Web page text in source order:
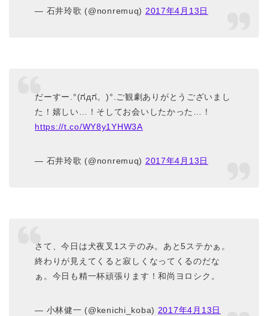
— 石井玲歌 (@nonremuq) 2017年4月13日
だーすー.°(ಗдಗ。)°.ご観劇ありがとうございまし
た！嬉しい…！そしてお会いしたかった…！
https://t.co/WY8y1YHW3A
— 石井玲歌 (@nonremuq) 2017年4月13日
さて、今日は犬夜叉1ステのみ。あと5ステかぁ。
終わりが見えてくると寂しくなってくるのだな
ぁ。今日も精一杯頑張ります！和尚ヨロシク。
— 小林健一 (@kenichi_koba) 2017年4月13日